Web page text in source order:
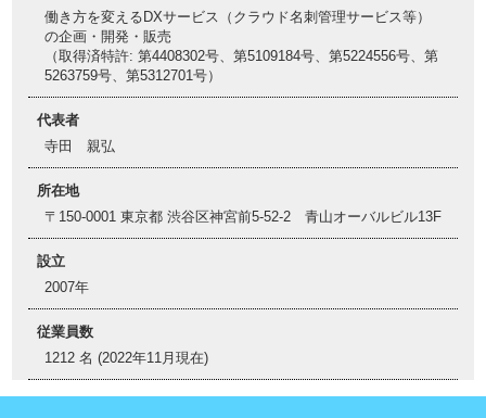
働き方を変えるDXサービス（クラウド名刺管理サービス等）
の企画・開発・販売
（取得済特許: 第4408302号、第5109184号、第5224556号、第
5263759号、第5312701号）
代表者
寺田 親弘
所在地
〒150-0001 東京都 渋谷区神宮前5-52-2 青山オーバルビル13F
設立
2007年
従業員数
1212 名 (2022年11月現在)